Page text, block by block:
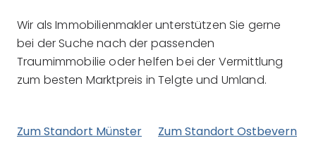
Wir als Immobilienmakler unterstützen Sie gerne
bei der Suche nach der passenden
Traumimmobilie oder helfen bei der Vermittlung
zum besten Marktpreis in Telgte und Umland.
Zum Standort Münster
Zum Standort Ostbevern